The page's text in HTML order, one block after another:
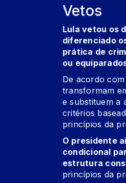
Vetos
Lula vetou os
diferenciado
prática de
ou
De acordo
transformam
e substituem a
critérios
princípios da
O presidente
condicional
estrutura
princípios da